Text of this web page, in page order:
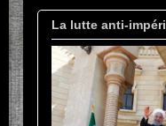
La lutte anti-